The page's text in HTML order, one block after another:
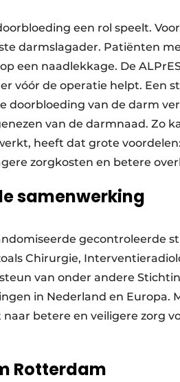
een rol speelt.
darmslagader. Patiënten
een naadlekkage. De
vóór de operatie helpt. Een
doorbloeding van de darm
van de darmnaad. Zo
heeft dat grote
zorgkosten en betere
samenwerking
gecontroleerde
Chirurgie,
van onder andere
in Nederland en Europa.
betere en veiligere zorg
Rotterdam